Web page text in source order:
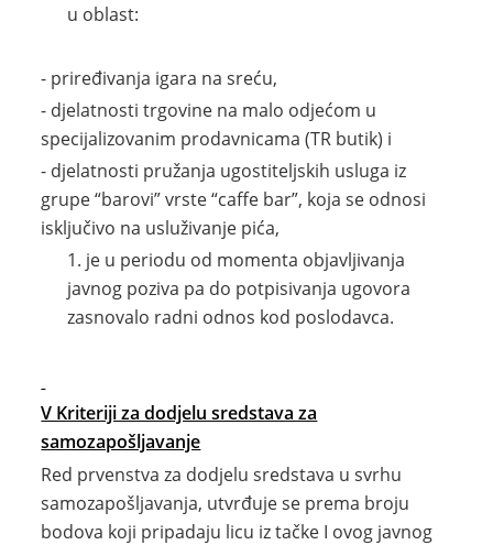
u oblast:
- priređivanja igara na sreću,
- djelatnosti trgovine na malo odjećom u
specijalizovanim prodavnicama (TR butik) i
- djelatnosti pružanja ugostiteljskih usluga iz
grupe “barovi” vrste “caffe bar”, koja se odnosi
isključivo na usluživanje pića,
je u periodu od momenta objavljivanja
javnog poziva pa do potpisivanja ugovora
zasnovalo radni odnos kod poslodavca.
V Kriteriji za dodjelu sredstava za
samozapošljavanje
Red prvenstva za dodjelu sredstava u svrhu
samozapošljavanja, utvrđuje se prema broju
bodova koji pripadaju licu iz tačke I ovog javnog